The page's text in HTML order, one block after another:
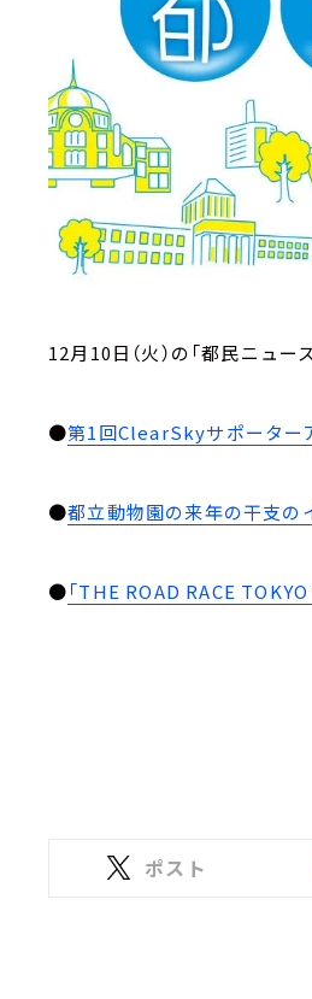
12月10日（火）の「都民ニュ
●第1回ClearSkyサポーター
●都立動物園の来年の干支の
●「THE ROAD RACE
ポスト